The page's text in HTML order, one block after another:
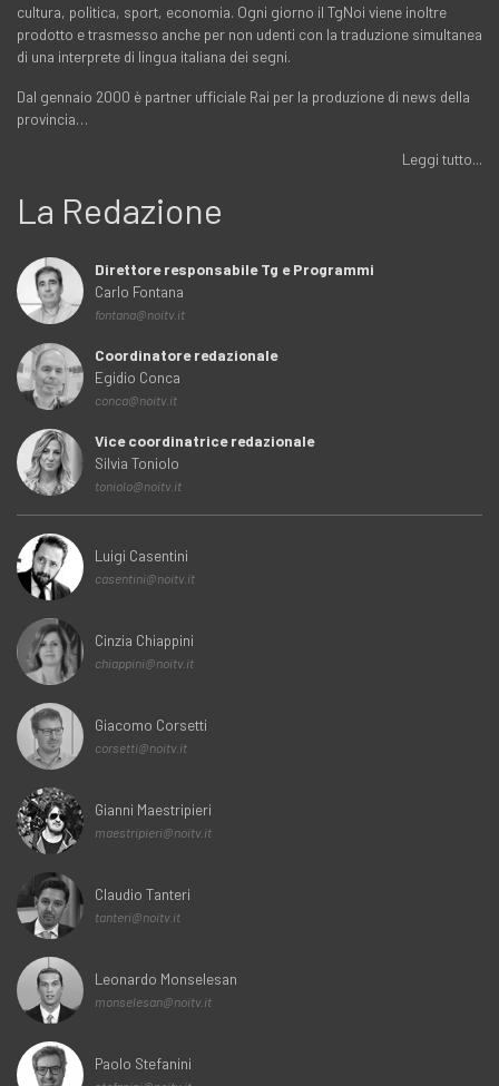
cultura, politica, sport, economia. Ogni giorno il TgNoi viene inoltre
prodotto e trasmesso anche per non udenti con la traduzione simultanea
di una interprete di lingua italiana dei segni.
Dal gennaio 2000 è partner ufficiale Rai per la produzione di news della
provincia…
Leggi tutto...
La Redazione
Direttore responsabile Tg e Programmi
Carlo Fontana
fontana@noitv.it
Coordinatore redazionale
Egidio Conca
conca@noitv.it
Vice coordinatrice redazionale
Silvia Toniolo
toniolo@noitv.it
Luigi Casentini
casentini@noitv.it
Cinzia Chiappini
chiappini@noitv.it
Giacomo Corsetti
corsetti@noitv.it
Gianni Maestripieri
maestripieri@noitv.it
Claudio Tanteri
tanteri@noitv.it
Leonardo Monselesan
monselesan@noitv.it
Paolo Stefanini